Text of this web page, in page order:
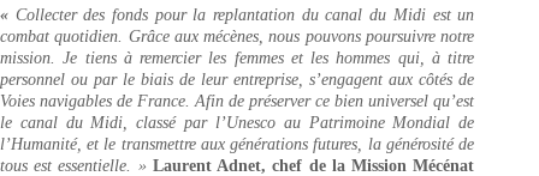
« Collecter des fonds pour la replantation du canal du Midi est un
combat quotidien. Grâce aux mécènes, nous pouvons poursuivre notre
mission. Je tiens à remercier les femmes et les hommes qui, à titre
personnel ou par le biais de leur entreprise, s’engagent aux côtés de
Voies navigables de France. Afin de préserver ce bien universel qu’est
le canal du Midi, classé par l’Unesco au Patrimoine Mondial de
l’Humanité, et le transmettre aux générations futures, la générosité de
tous est essentielle. » Laurent Adnet, chef de la Mission Mécénat